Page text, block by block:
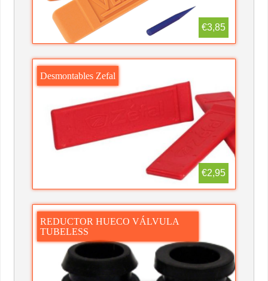
€3,85
Desmontables Zefal
€2,95
REDUCTOR HUECO VÁLVULA
TUBELESS